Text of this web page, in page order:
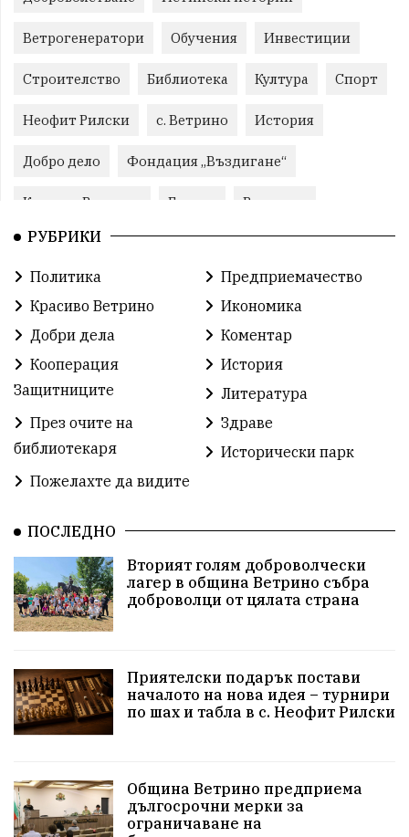
Ветрогенератори Обучения Инвестиции
Строителство Библиотека Култура Спорт
Неофит Рилски с. Ветрино История
Добро дело Фондация „Въздигане“
Красиво Ветрино Бизнес Развитие
Криминално
Семинари Автосъбитие Празници
Розариумът Партия "Величие"
СУ „Христо Ботев“ – Ветрино Вълчи дол
Предстоящи Доброволчески дейности
Забавления Второ българско царство
Храна от село Лична инициатива
Здравословно Изкуство Заедно за България
Актуално Стрелба с лък Образователно
Красиво Ветрино защитниците
Детски лагер
Историческа живопис
Народно читалище Изобразително изкуство
РУБРИКИ
Политика
Предприемачество
Красиво Ветрино
Икономика
Добри дела
Коментар
Кооперация
Защитниците
История
Литература
През очите на
библиотекаря
Здраве
Исторически парк
Пожелахте да видите
ПОСЛЕДНО
Вторият голям доброволчески
лагер в община Ветрино събра
доброволци от цялата страна
Приятелски подарък постави
началото на нова идея – турнири
по шах и табла в с. Неофит Рилски
Община Ветрино предприема
дългосрочни мерки за
ограничаване на